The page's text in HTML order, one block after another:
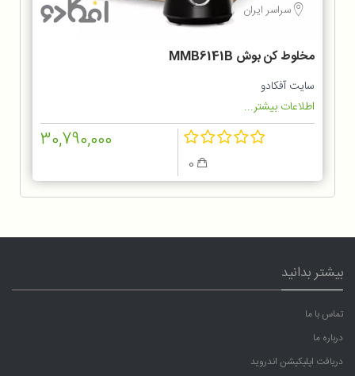
سراسر ایران
مخلوط کن بوش MMB6141B
سایت آفکادو
اطلاعات بیشتر...
30,790,000
بیشتر بدانید
تماس با ما
درباره ما
دریافت اپلیکیشن اندروید